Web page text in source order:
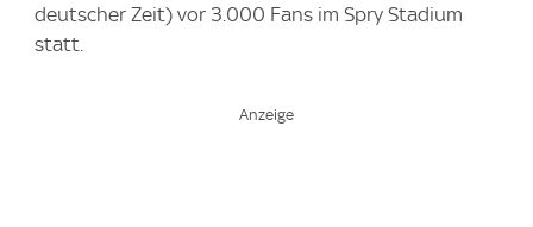
deutscher Zeit) vor 3.000 Fans im Spry Stadium
statt.